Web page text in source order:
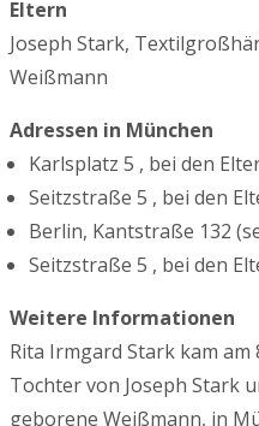
Eltern
Joseph Stark,
Weißmann
Adressen in München
Karlsplatz 5 , bei den
Seitzstraße 5 , bei den
Berlin, Kantstraße 132
Seitzstraße 5 , bei den
Weitere Informationen
Rita Irmgard Stark kam am
Tochter von Joseph Stark
geborene Weißmann, in